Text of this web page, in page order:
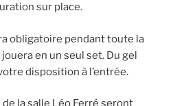
sur place.
obligatoire pendant toute la
en un seul set. Du gel
disposition à l’entrée.